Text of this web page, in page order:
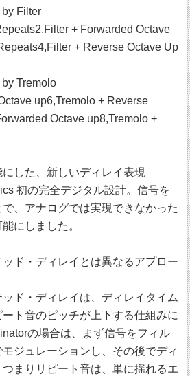
by Filter
+ Forwarded Octave
+ Reverse Octave Up
by Tremolo
up6,Tremolo + Reverse
Octave up8,Tremolo +
にした、新しいディレイ表現
初の完全デジタル設計。信号を
、アナログでは実現できなかった
にしました。
ッド・ディレイとは異なるアプロー
ド・ディレイは、ディレイタイム
ト音のピッチが上下する仕組みに
の場合は、まず信号をフィル
ジュレーションし、その後でディ
まりリピート音は、単に揺れるエ